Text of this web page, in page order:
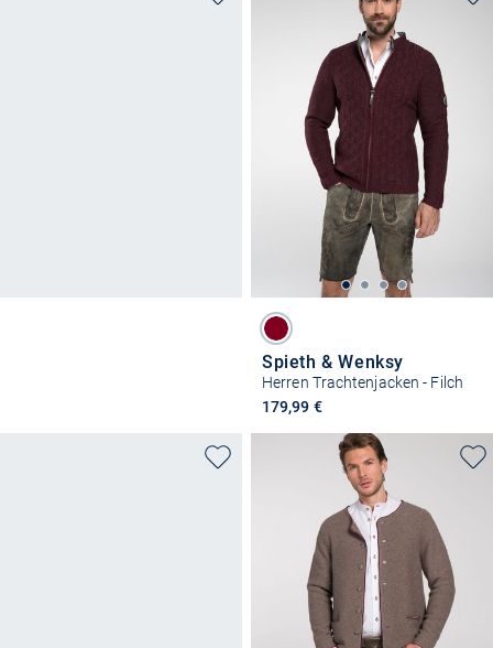
Spieth & Wenksy
Herren Trachtenjacken - Filch
179,99 €